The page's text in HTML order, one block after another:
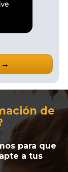
→
de
para que
a tus